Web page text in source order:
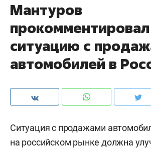
Мантуров
прокомментировал
ситуацию с
автомобилей в
Ситуация с продажами
на российском рынке должна